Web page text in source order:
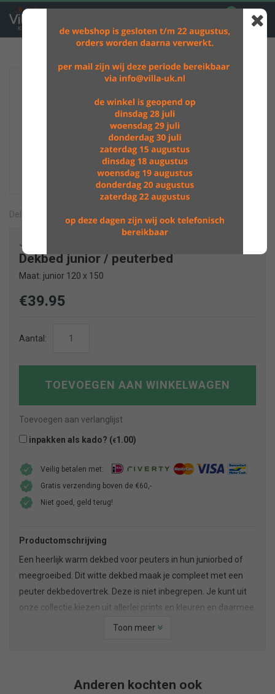
Delen
Jollein
Dekbed junior / peuterbed
Maat: junior 120 x 150
€39.95
Aantal:
/
peuterbed
TOEVOEGEN AAN WINKELWAGEN
Toevoegen aan verlanglijst
inpakken als kado? (€1.00)
Veilig betalen met:
Gratis verzending boven de €60,-
Niet goed, geld terug!
Productomschrijving
Een heerlijk warm dekbed voor peuters in hun juniorbed of
meegroeibed. Dit witte dekbed maak je compleet met een
peuter dekbedovertrek. Deze is niet inbegrepen. Je kunt uit
onze collectie kiezen uit allerlei prints en kleuren en daarmee
het helemaal passend maken in de kinderkamer.
Toon meer
Anderen kochten ook